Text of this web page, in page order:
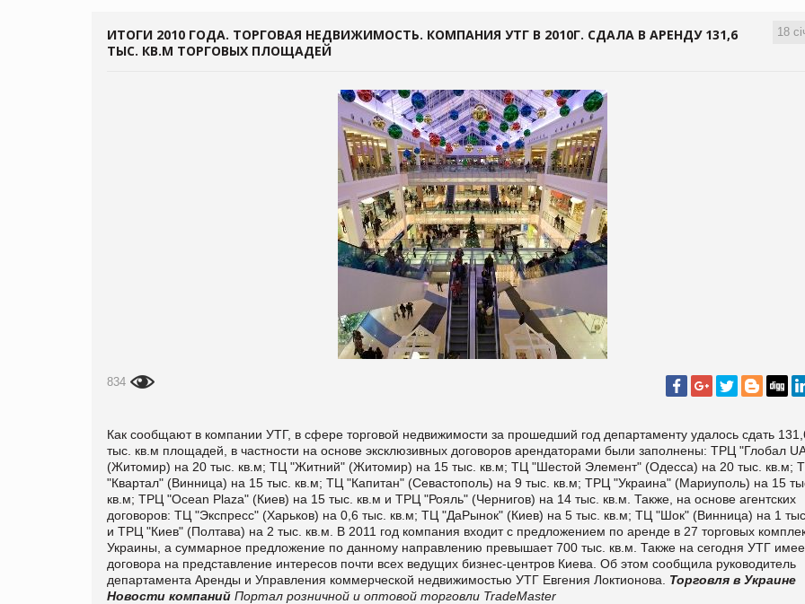
18
ИТОГИ 2010 ГОДА. ТОРГОВАЯ НЕДВИЖИМОСТЬ. КОМПАНИЯ УТГ В 2010Г. СДАЛА В АРЕНДУ 131,6
ТЫС. КВ.М ТОРГОВЫХ ПЛОЩАДЕЙ
834
Как сообщают в компании УТГ, в сфере торговой недвижимости за прошедший год департаменту удалось сдать
тыс. кв.м площадей, в частности на основе эксклюзивных договоров арендаторами были заполнены: ТРЦ "Глобал
(Житомир) на 20 тыс. кв.м; ТЦ "Житний" (Житомир) на 15 тыс. кв.м; ТЦ "Шестой Элемент" (Одесса) на 20 тыс. кв.м;
"Квартал" (Винница) на 15 тыс. кв.м; ТЦ "Капитан" (Севастополь) на 9 тыс. кв.м; ТРЦ "Украина" (Мариуполь) на 15
кв.м; ТРЦ "Ocean Plaza" (Киев) на 15 тыс. кв.м и ТРЦ "Рояль" (Чернигов) на 14 тыс. кв.м. Также, на основе агентских
договоров: ТЦ "Экспресс" (Харьков) на 0,6 тыс. кв.м; ТЦ "ДаРынок" (Киев) на 5 тыс. кв.м; ТЦ "Шок" (Винница) на 1
и ТРЦ "Киев" (Полтава) на 2 тыс. кв.м. В 2011 год компания входит с предложением по аренде в 27 торговых
Украины, а суммарное предложение по данному направлению превышает 700 тыс. кв.м. Также на сегодня УТГ
договора на представление интересов почти всех ведущих бизнес-центров Киева. Об этом сообщила руководитель
департамента Аренды и Управления коммерческой недвижимостью УТГ Евгения Локтионова. Торговля в Украине
Новости компаний Портал розничной и оптовой торговли TradeMaster